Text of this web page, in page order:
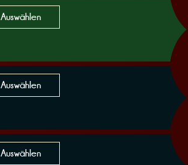
Auswählen
Auswählen
Auswählen